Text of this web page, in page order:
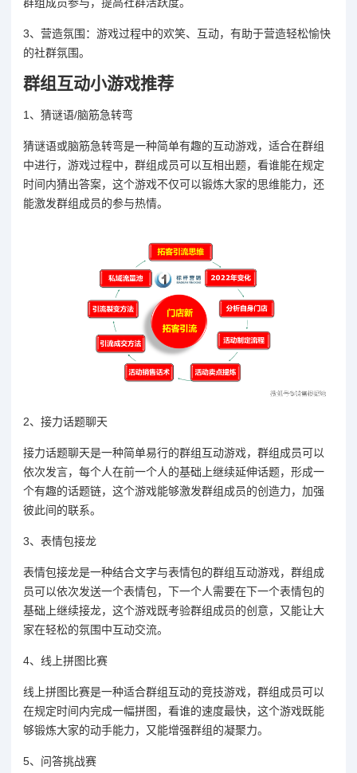
群组成员参与，提高社群活跃度。
3、营造氛围：游戏过程中的欢笑、互动，有助于营造轻松愉快
的社群氛围。
群组互动小游戏推荐
1、猜谜语/脑筋急转弯
猜谜语或脑筋急转弯是一种简单有趣的互动游戏，适合在群组
中进行，游戏过程中，群组成员可以互相出题，看谁能在规定
时间内猜出答案，这个游戏不仅可以锻炼大家的思维能力，还
能激发群组成员的参与热情。
2、接力话题聊天
接力话题聊天是一种简单易行的群组互动游戏，群组成员可以
依次发言，每个人在前一个人的基础上继续延伸话题，形成一
个有趣的话题链，这个游戏能够激发群组成员的创造力，加强
彼此间的联系。
3、表情包接龙
表情包接龙是一种结合文字与表情包的群组互动游戏，群组成
员可以依次发送一个表情包，下一个人需要在下一个表情包的
基础上继续接龙，这个游戏既考验群组成员的创意，又能让大
家在轻松的氛围中互动交流。
4、线上拼图比赛
线上拼图比赛是一种适合群组互动的竞技游戏，群组成员可以
在规定时间内完成一幅拼图，看谁的速度最快，这个游戏既能
够锻炼大家的动手能力，又能增强群组的凝聚力。
5、问答挑战赛